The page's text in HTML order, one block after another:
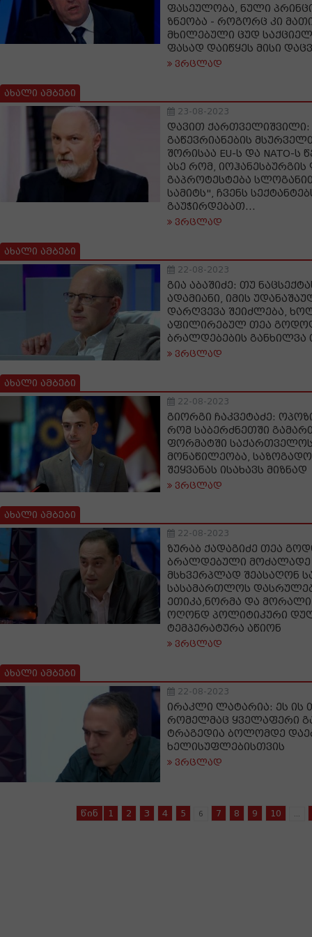
ფასეულობა, ნული
ზნეობა - როგორც კი
მხილებული ცუდ
ფასად დაიწყეს მისი
ვრცლად
ახალი ამბები
23-08-2023
დავით ქართველიშვილი:
გაწევრიანების
შორისაა EU-ს და NATO-ს
ასე რომ,
გაპროტესტება
სამიტს", ჩვენს
გაუჭირდებათ...
ვრცლად
ახალი ამბები
22-08-2023
გია აბაშიძე: თუ
ადამიანი, იმის
დარღვევა შეიძლება,
აფილირებულ თეა
ბრალდებების განხილვა
ვრცლად
ახალი ამბები
22-08-2023
გიორგი ჩაკვეტაძე:
რომ საბერძნეთში
ფორმატში
მონაწილეობა,
შეყვანას ისახავს მიზნად
ვრცლად
ახალი ამბები
22-08-2023
ზურაბ ქადაგიძე თეა
ბრალდებული მოძალადე
მსხვერპლად შეასაღონ
სასამართლოს
ეთიკა,ნორმა და
ოღონდ პოლიტიკური
ტემპერატურა აწიონ
ვრცლად
ახალი ამბები
22-08-2023
ირაკლი ლატარია: ეს ის
რომელმაც ყველაფერი
ტრაგედია ბოლომდე
ხელისუფლებისთვის
ვრცლად
წინ 1 2 3 4 5 6 7 8 9 10 ...